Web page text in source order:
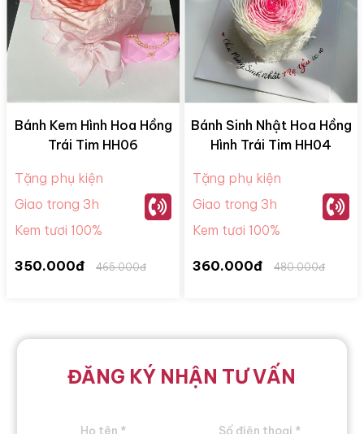
Bánh Kem Hình Hoa Hồng
Trái Tim HH06
Tặng phụ kiện
Giao trong 3h
Kem tươi 100%
350.000đ 465.000đ
Bánh Sinh Nhật Hoa Hồng
Hình Trái Tim HH04
Tặng phụ kiện
Giao trong 3h
Kem tươi 100%
360.000đ 480.000đ
ĐĂNG KÝ NHẬN TƯ VẤN